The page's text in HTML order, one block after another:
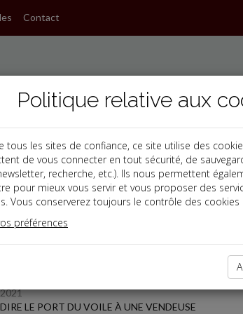
Contact
dernières dépêches
LE PORT DU VOILE À UNE VENDEUSE
Politique relative aux
tous les sites de confiance, ce site utilise des
de vous connecter en tout sécurité, de
recherche, etc.). Ils nous permettent
pour mieux vous servir et vous proposer des
Vous conserverez toujours le contrôle des
préférences